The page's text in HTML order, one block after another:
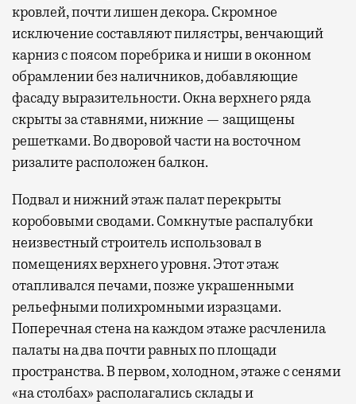
кровлей, почти лишен декора. Скромное
исключение составляют пилястры, венчающий
карниз с поясом поребрика и ниши в оконном
обрамлении без наличников, добавляющие
фасаду выразительности. Окна верхнего ряда
скрыты за ставнями, нижние — защищены
решетками. Во дворовой части на восточном
ризалите расположен балкон.
Подвал и нижний этаж палат перекрыты
коробовыми сводами. Сомкнутые распалубки
неизвестный строитель использовал в
помещениях верхнего уровня. Этот этаж
отапливался печами, позже украшенными
рельефными полихромными изразцами.
Поперечная стена на каждом этаже расчленила
палаты на два почти равных по площади
пространства. В первом, холодном, этаже с сенями
«на столбах» располагались склады и